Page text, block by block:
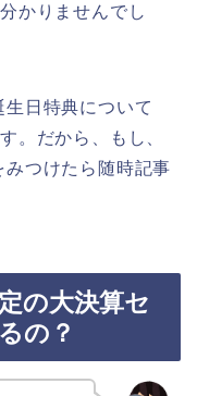
かりませんでし
日特典について
。だから、もし、
つけたら随時記事
の大決算セ
の？